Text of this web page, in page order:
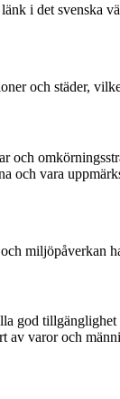
i det svenska
och städer,
och
och vara
god
varor och